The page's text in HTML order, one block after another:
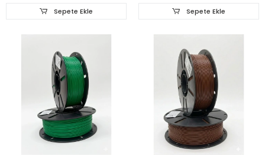
Sepete Ekle Sepete Ekle